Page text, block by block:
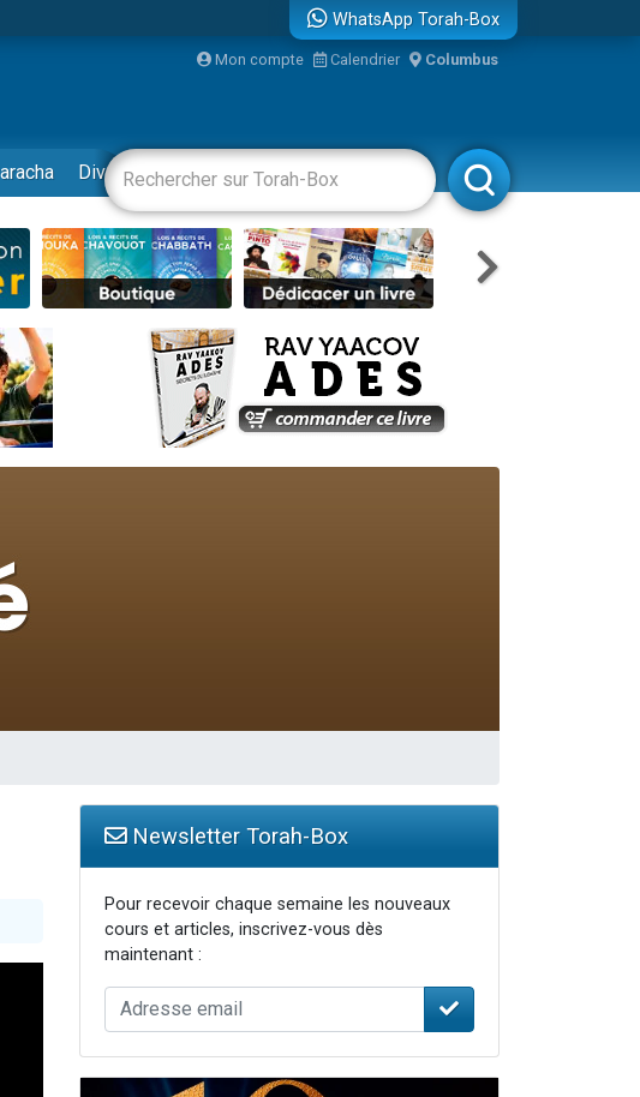
insalubre
à travers le temps
de perdre leur maman
de violences...
WhatsApp Torah-Box
Mon compte Calendrier Columbus
Divertissements Livres Rabbanim
Newsletter Torah-Box
Pour recevoir chaque semaine les nouveaux
cours et articles, inscrivez-vous dès
maintenant :